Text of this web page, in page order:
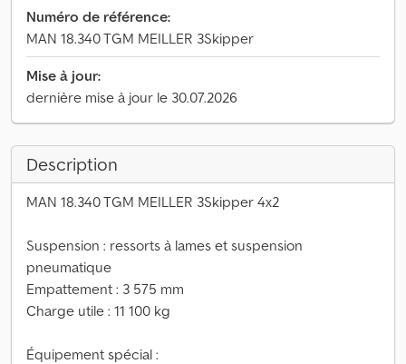
Numéro de référence:
MAN 18.340 TGM MEILLER 3Skipper
Mise à jour:
dernière mise à jour le 30.07.2026
Description
MAN 18.340 TGM MEILLER 3Skipper 4x2
Suspension : ressorts à lames et suspension
pneumatique
Empattement : 3 575 mm
Charge utile : 11 100 kg
Équipement spécial :